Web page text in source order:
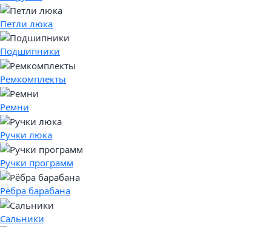
Петли люка
Подшипники
Ремкомплекты
Ремни
Ручки люка
Ручки программ
Рёбра барабана
Сальники